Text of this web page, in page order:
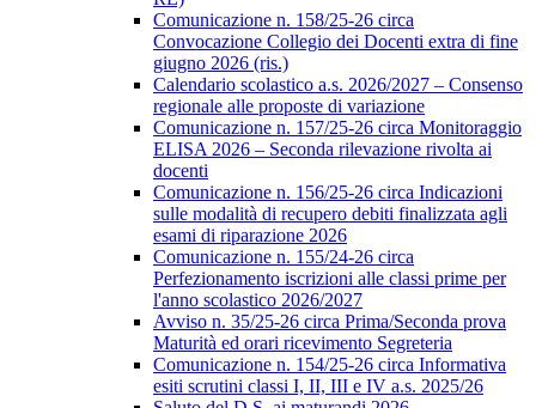
Comunicazione n. 158/25-26 circa
Convocazione Collegio dei Docenti extra di fine
giugno 2026 (ris.)
Calendario scolastico a.s. 2026/2027 – Consenso
regionale alle proposte di variazione
Comunicazione n. 157/25-26 circa Monitoraggio
ELISA 2026 – Seconda rilevazione rivolta ai
docenti
Comunicazione n. 156/25-26 circa Indicazioni
sulle modalità di recupero debiti finalizzata agli
esami di riparazione 2026
Comunicazione n. 155/24-26 circa
Perfezionamento iscrizioni alle classi prime per
l'anno scolastico 2026/2027
Avviso n. 35/25-26 circa Prima/Seconda prova
Maturità ed orari ricevimento Segreteria
Comunicazione n. 154/25-26 circa Informativa
esiti scrutini classi I, II, III e IV a.s. 2025/26